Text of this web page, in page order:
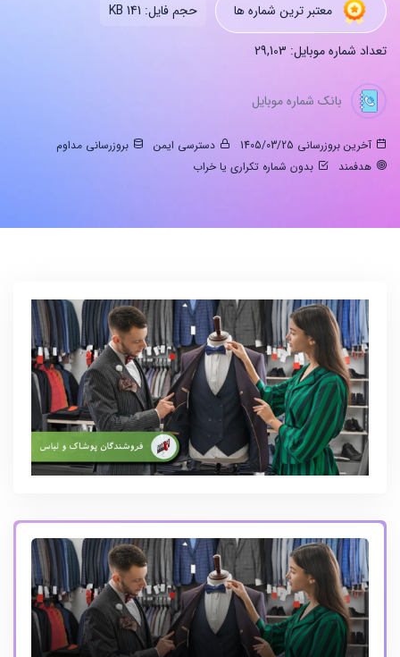
معتبر ترین شماره ها حجم فایل: 141 KB
تعداد شماره موبایل: 29,103
بانک شماره موبایل
آخرین بروزرسانی 1405/03/25 دسترسی ایمن
بروزرسانی مداوم
هدفمند
بدون شماره تکراری یا خراب